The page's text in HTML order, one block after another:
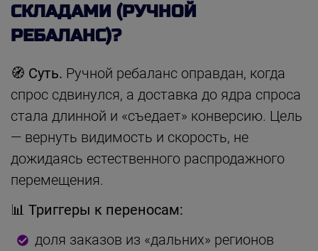
СКЛАДАМИ (РУЧНОЙ
РЕБАЛАНС)?
🧭 Суть. Ручной ребаланс оправдан, когда
спрос сдвинулся, а доставка до ядра спроса
стала длинной и «съедает» конверсию. Цель
— вернуть видимость и скорость, не
дожидаясь естественного распродажного
перемещения.
📊 Триггеры к переносам:
доля заказов из «дальних» регионов